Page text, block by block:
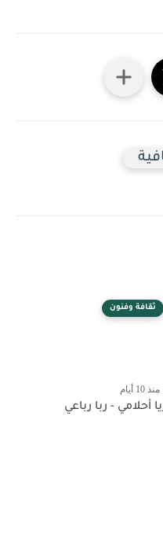
ثقافة وفنون
منذ 10 أيام
أحلامي - ربا رباعي